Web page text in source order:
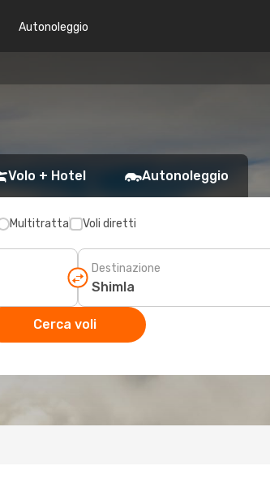
Autonoleggio
Volo + Hotel Autonoleggio
Multitratta Voli diretti
Destinazione
Cerca voli